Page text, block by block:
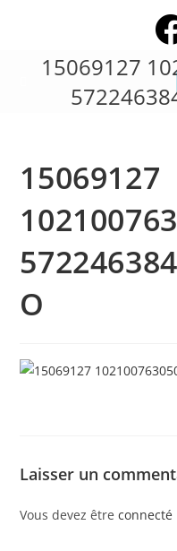
15069127
15069127
O
Laisser un
Vous devez êtreconnecté